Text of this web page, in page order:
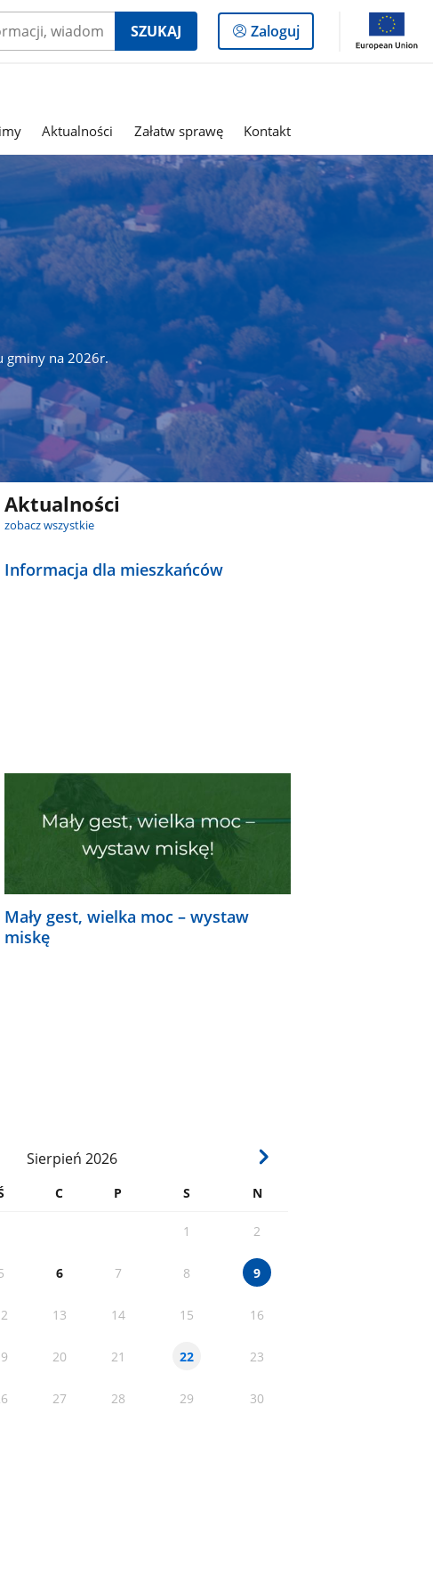
SZUKAJ
Logowanie
do
Zaloguj
Aktualności Załatw sprawę Kontakt
gminy na 2026r.
Aktualności
zobacz wszystkie
Informacja dla mieszkańców
Mały gest, wielka moc – wystaw
miskę
Sierpień 2026
C P S N
1 2
6 7 8 9
13 14 15 16
20 21 22 23
27 28 29 30